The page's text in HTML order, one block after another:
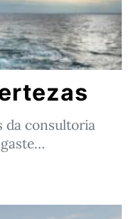
da consultoria